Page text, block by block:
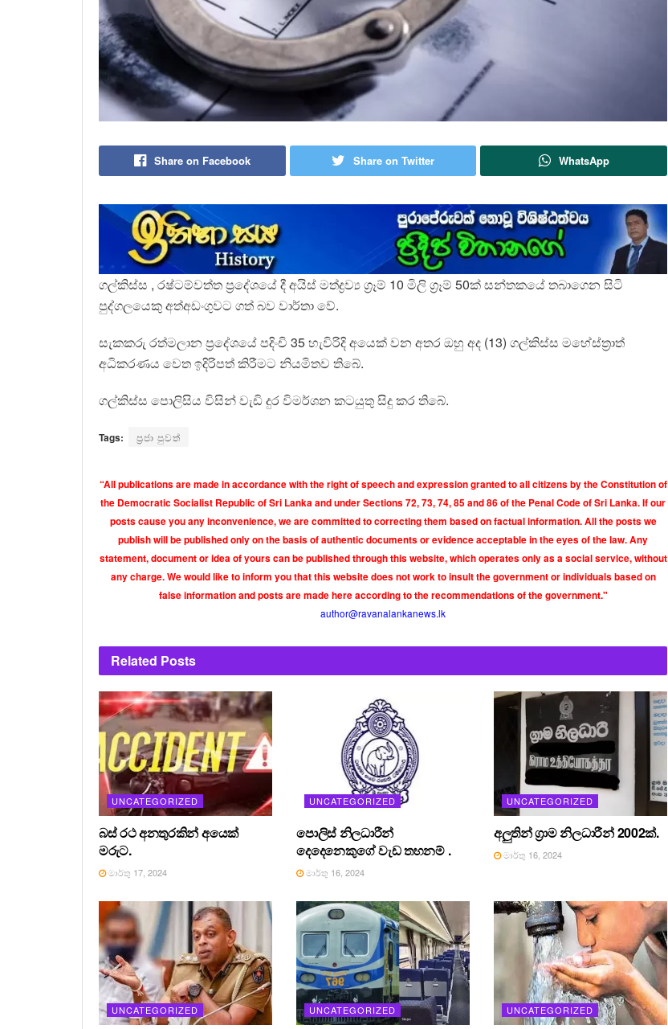
Share on Facebook Share on Twitter WhatsApp
ගල්කිස්ස , රෂ්ටම්වත්ත ප්‍රදේශයේ දී අයිස් මත්ද්‍රව්‍ය ග්‍රෑම් 10 මිලි ග්‍රෑම් 50ක් සන්තකයේ තබාගෙන සිටි
පුද්ගලයෙකු අත්අඩංගුවට ගත් බව වාර්තා වේ.
සැකකරු රත්මලාන ප්‍රදේශයේ පදිංචි 35 හැවිරිදි අයෙක් වන අතර ඔහු අද (13) ගල්කිස්ස මහේස්ත්‍රාත්
අධිකරණය වෙත ඉදිරිපත් කිරීමට නියමිතව තිබේ.
ගල්කිස්ස පොලිසිය විසින් වැඩි දුර විමර්ශන කටයුතු සිදු කර තිබේ.
Tags: ප්‍රජා පුවත්
“All publications are made in accordance with the right of speech and expression granted to all citizens by the Constitution of
the Democratic Socialist Republic of Sri Lanka and under Sections 72, 73, 74, 85 and 86 of the Penal Code of Sri Lanka. If our
posts cause you any inconvenience, we are committed to correcting them based on factual information. All the posts we
publish will be published only on the basis of authentic documents or evidence acceptable in the eyes of the law. Any
statement, document or idea of yours can be published through this website, which operates only as a social service, without
any charge. We would like to inform you that this website does not work to insult the government or individuals based on
false information and posts are made here according to the recommendations of the government."
author@ravanalankanews.lk
Related Posts
UNCATEGORIZED
බස් රථ අනතුරකින් අයෙක්
මරුට.
මාර්තු 17, 2024
UNCATEGORIZED
පොලිස් නිලධාරීන්
දෙදෙනෙකුගේ වැඩ තහනම් .
මාර්තු 16, 2024
UNCATEGORIZED
අලුතින් ග්‍රාම නිලධාරීන් 2002ක්.
මාර්තු 16, 2024
UNCATEGORIZED UNCATEGORIZED UNCATEGORIZED